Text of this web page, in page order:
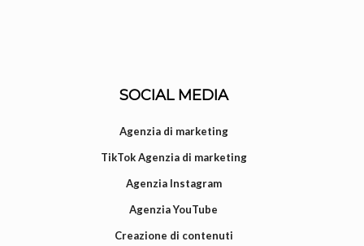
SOCIAL MEDIA
Agenzia di marketing
TikTok Agenzia di marketing
Agenzia Instagram
Agenzia YouTube
Creazione di contenuti